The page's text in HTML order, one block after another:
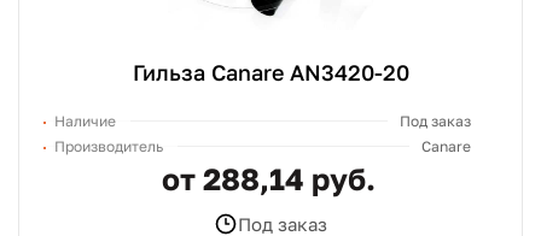
Гильза Canare AN3420-20
Наличие
Под заказ
Производитель
Canare
от 288,14 руб.
Под заказ